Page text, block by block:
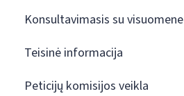
Konsultavimasis su visuomene
Teisinė informacija
Peticijų komisijos veikla